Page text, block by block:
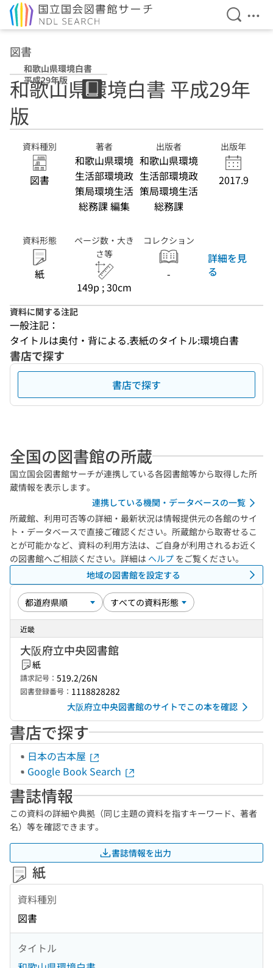
検索を
メ
図書
和歌山県環境白書
平成29年版
和歌山県環境白書 平成29年
版
資料種別
図書
著者
和歌山県環境
生活部環境政
策局環境生活
総務課 編集
出版者
和歌山県環境
生活部環境政
策局環境生活
総務課
出版年
2017.9
資料形態
紙
ページ数・大き
さ等
149p ; 30cm
コレクション
-
詳細を見
る
資料に関する注記
一般注記：
タイトルは奥付・背による.表紙のタイトル:環境白書
書店で探す
書店で探す
全国の図書館の所蔵
国立国会図書館サーチが連携している各図書館等から取得した所
蔵情報を表示します。
連携している機関・データベースの一覧
所蔵館、利用可否等の詳細・最新状況は情報提供元の各館のサイ
ト・データベースで直接ご確認ください。所蔵館から取寄せるこ
とが可能かなど、資料の利用方法は、ご自身が利用されるお近く
の図書館へご相談ください。詳細は ヘルプ をご覧ください。
地域の図書館を設定する
近畿
大阪府立中央図書館
紙
請求記号： 519.2/26N
図書登録番号： 1118828282
大阪府立中央図書館のサイトでこの本を確認
書店で探す
日本の古本屋
Google Book Search
書誌情報
この資料の詳細や典拠（同じ主題の資料を指すキーワード、著者
名）等を確認できます。
書誌情報を出力
紙
資料種別
図書
タイトル